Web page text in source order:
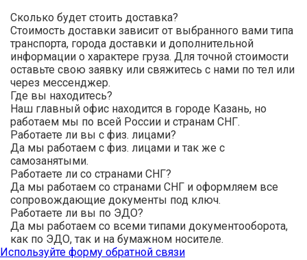
Сколько будет стоить доставка?
Стоимость доставки зависит от выбранного вами типа
транспорта, города доставки и дополнительной
информации о характере груза. Для точной стоимости
оставьте свою заявку или свяжитесь с нами по тел или
через мессенджер.
Где вы находитесь?
Наш главный офис находится в городе Казань, но
работаем мы по всей России и странам СНГ.
Работаете ли вы с физ. лицами?
Да мы работаем с физ. лицами и так же с
самозанятыми.
Работаете ли со странами СНГ?
Да мы работаем со странами СНГ и оформляем все
сопровождающие документы под ключ.
Работаете ли вы по ЭДО?
Да мы работаем со всеми типами документооборота,
как по ЭДО, так и на бумажном носителе.
Используйте форму обратной связи